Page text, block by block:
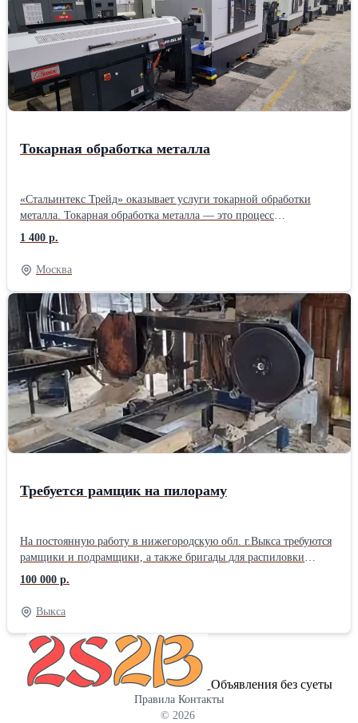
Токарная обработка металла
«Стальинтекс Трейд» оказывает услуги токарной обработки
металла. Токарная обработка металла — это процесс
механической обработки, при котором заготовка вращается
вокруг своей оси, а инструмент (обычно токарный резец)
перемещается по радиусу и длине детали, удаляя материал и
придавая изделию нужную форму и размеры. Этот метод
широко используется для создания цилиндрических, конусных и
других сложных форм. Токарная обработка применяется в
различных отраслях промышленности, таких как
машиностроение, автомобилестроение, авиастроение и других,
где требуется высокая точность изготовления деталей. Токарные
работы: от 1 400 руб./ч. Срочные токарные работы: от 2000 руб./
ч. Токарные работы минимальный заказ от 20 000 руб. Другие
услуги по обработке металла смотрите на официальном сайте
«Стальинтекс Трейд»
1 400 р.
Москва
Требуется рамщик на пилораму
На постоянную работу в нижегородскую обл. г.Выкса требуются
рамщики и подрамщики, а также бригады для распиловки
кругляка (6м хвоя) на обрезной пиломатериал, 1700руб/м3 за
первый и второй сорт. Стабильная зарплата два раза в месяц.
График работы, вахтовый метод, или 5-6 дневка. Вахтовикам
100 000 р.
Выкса
Объявления без суеты
Правила Контакты
© 2026